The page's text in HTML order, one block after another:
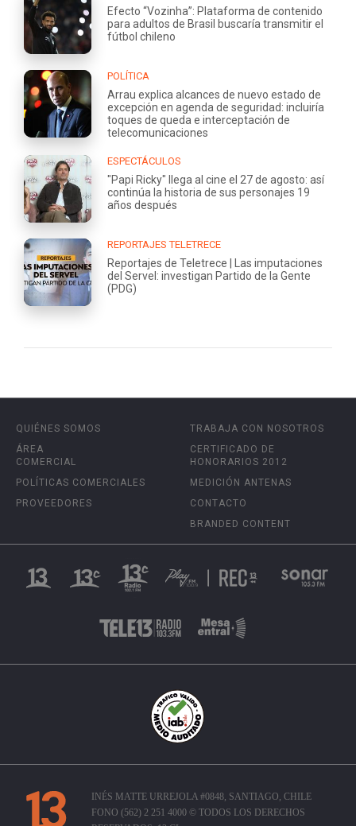
Efecto “Vozinha”: Plataforma de contenido
para adultos de Brasil buscaría transmitir el
fútbol chileno
POLÍTICA
Arrau explica alcances de nuevo estado de
excepción en agenda de seguridad: incluiría
toques de queda e interceptación de
telecomunicaciones
ESPECTÁCULOS
"Papi Ricky" llega al cine el 27 de agosto: así
continúa la historia de sus personajes 19
años después
REPORTAJES TELETRECE
Reportajes de Teletrece | Las imputaciones
del Servel: investigan Partido de la Gente
(PDG)
QUIÉNES SOMOS
ÁREA
COMERCIAL
POLÍTICAS COMERCIALES
PROVEEDORES
TRABAJA CON NOSOTROS
CERTIFICADO DE
HONORARIOS 2012
MEDICIÓN ANTENAS
CONTACTO
BRANDED CONTENT
INÉS MATTE URREJOLA #0848, SANTIAGO, CHILE
FONO (562) 2 251 4000 © TODOS LOS DERECHOS